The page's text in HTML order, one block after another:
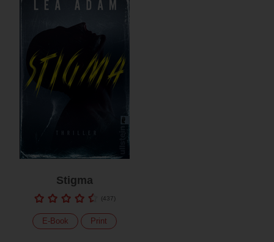
Stigma
(437)
E-Book Print